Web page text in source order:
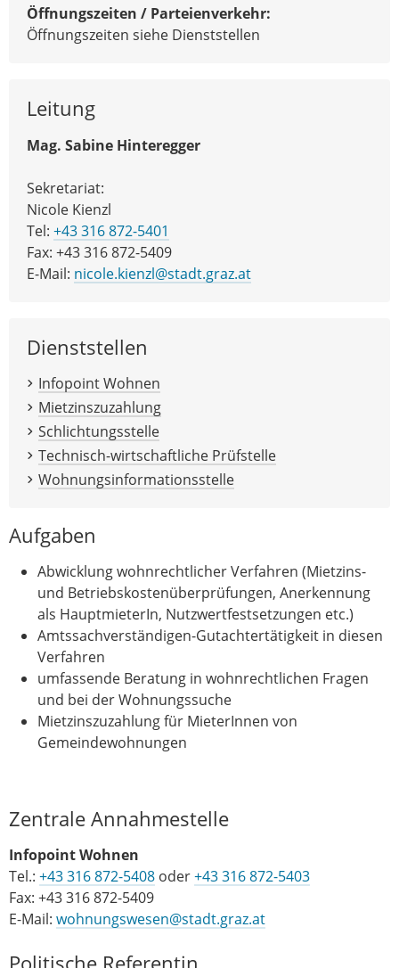
Öffnungszeiten / Parteienverkehr:
Öffnungszeiten siehe Dienststellen
Leitung
Mag. Sabine Hinteregger
Sekretariat:
Nicole Kienzl
Tel: +43 316 872-5401
Fax: +43 316 872-5409
E-Mail: nicole.kienzl@stadt.graz.at
Dienststellen
Infopoint Wohnen
Mietzinszuzahlung
Schlichtungsstelle
Technisch-wirtschaftliche Prüfstelle
Wohnungsinformationsstelle
Aufgaben
Abwicklung wohnrechtlicher Verfahren (Mietzins-
und Betriebskostenüberprüfungen, Anerkennung
als HauptmieterIn, Nutzwertfestsetzungen etc.)
Amtssachverständigen-Gutachtertätigkeit in diesen
Verfahren
umfassende Beratung in wohnrechtlichen Fragen
und bei der Wohnungssuche
Mietzinszuzahlung für MieterInnen von
Gemeindewohnungen
Zentrale Annahmestelle
Infopoint Wohnen
Tel.: +43 316 872-5408 oder+43 316 872-5403
Fax: +43 316 872-5409
E-Mail: wohnungswesen@stadt.graz.at